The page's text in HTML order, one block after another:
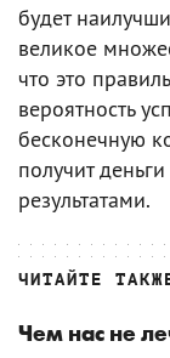
будет
великое
что это
вероятность
бесконечную
получит
результатами.
ЧИТАЙТЕ
Чем нас не